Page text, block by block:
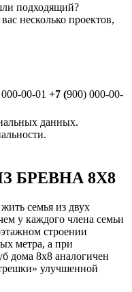
подходящий?
несколько проектов,
00-01 +7 (900) 000-00-
данных.
БРЕВНА 8Х8
семья из двух
у каждого члена семьи
строении
метра, а при
дома 8х8 аналогичен
улучшенной